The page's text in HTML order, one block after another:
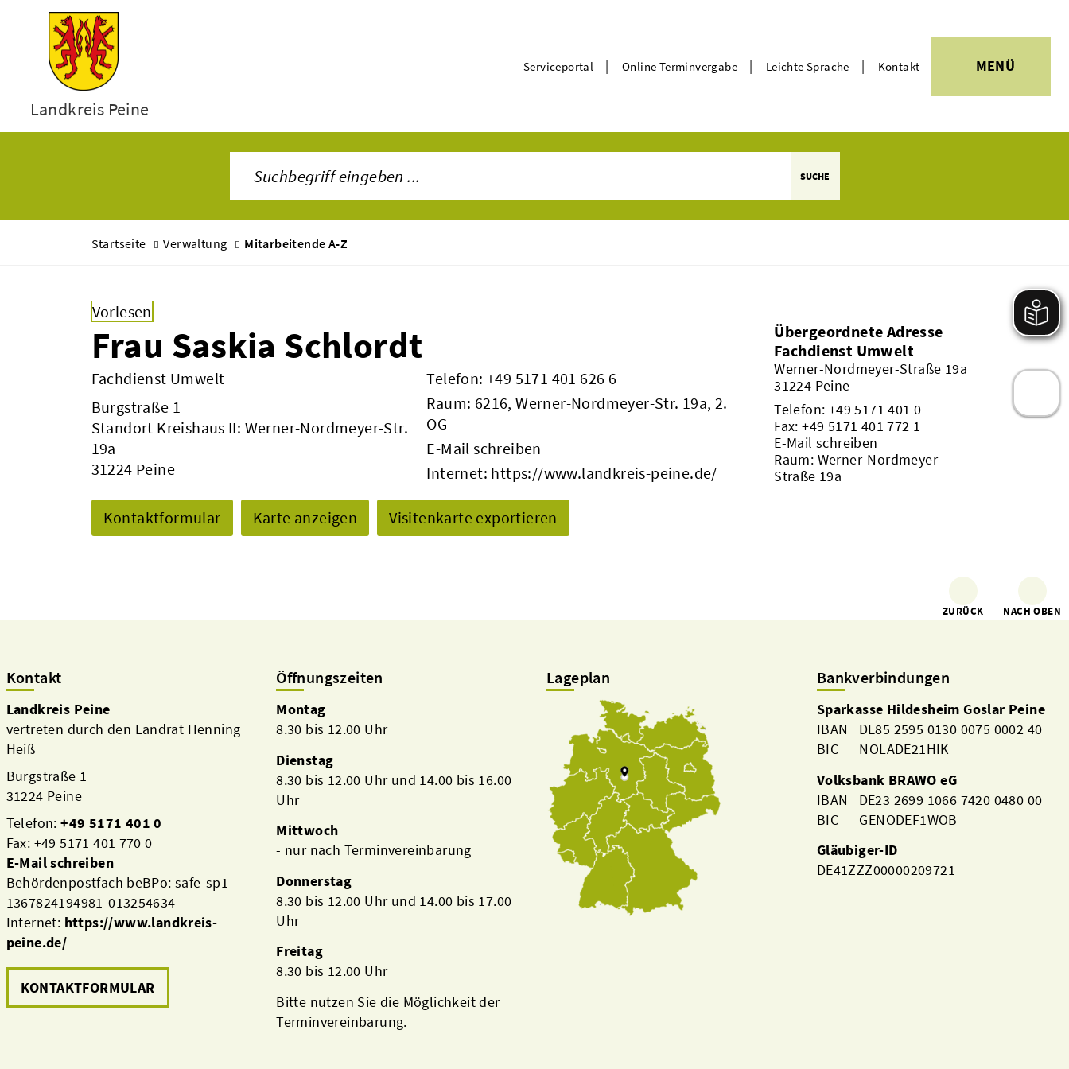
Landkreis Peine
Serviceportal | Online Terminvergabe | Leichte Sprache | Kontakt MENÜ
SUCHE
Startseite Verwaltung Mitarbeitende A-Z
Vorlesen
Frau Saskia Schlordt
Fachdienst Umwelt
Burgstraße 1
Standort Kreishaus II: Werner-Nordmeyer-Str.
19a
31224 Peine
Telefon: +49 5171 401 626 6
Raum: 6216, Werner-Nordmeyer-Str. 19a, 2.
OG
E-Mail schreiben
Internet: https://www.landkreis-peine.de/
Kontaktformular Karte anzeigen Visitenkarte exportieren
Übergeordnete Adresse
Fachdienst Umwelt
Werner-Nordmeyer-Straße 19a
31224 Peine
Telefon: +49 5171 401 0
Fax: +49 5171 401 772 1
E-Mail schreiben
Raum: Werner-Nordmeyer-
Straße 19a
ZURÜCK NACH OBEN
Kontakt
Landkreis Peine
vertreten durch den Landrat Henning
Heiß
Burgstraße 1
31224 Peine
Telefon:+49 5171 401 0
Fax: +49 5171 401 770 0
E-Mail schreiben
Behördenpostfach beBPo: safe-sp1-
1367824194981-013254634
Internet: https://www.landkreis-
peine.de/
KONTAKTFORMULAR
Öffnungszeiten
Montag
8.30 bis 12.00 Uhr
Dienstag
8.30 bis 12.00 Uhr und 14.00 bis 16.00
Uhr
Mittwoch
- nur nach Terminvereinbarung
Donnerstag
8.30 bis 12.00 Uhr und 14.00 bis 17.00
Uhr
Freitag
8.30 bis 12.00 Uhr
Bitte nutzen Sie die Möglichkeit der
Terminvereinbarung.
Lageplan Bankverbindungen
Sparkasse Hildesheim Goslar Peine
IBAN DE85 2595 0130 0075 0002 40
BIC NOLADE21HIK
Volksbank BRAWO eG
IBAN DE23 2699 1066 7420 0480 00
BIC GENODEF1WOB
Gläubiger-ID
DE41ZZZ00000209721